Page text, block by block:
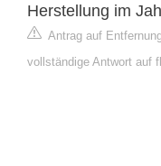
Herstellung im
Antrag auf
vollständige Antwort auf